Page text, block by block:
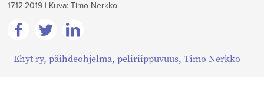
17.12.2019 | Kuva: Timo Nerkko
Jaa
Facebookissa
Jaa
Twitterissä
Jaa
Linkedinissä
Ehyt ry, päihdeohjelma, peliriippuvuus, Timo Nerkko